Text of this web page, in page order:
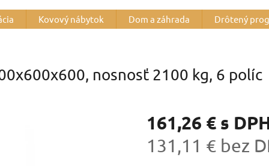
Kovový nábytok Dom a záhrada Drôtený
nosnosť 2100 kg, 6 políc
161,26 € s
131,11 € bez